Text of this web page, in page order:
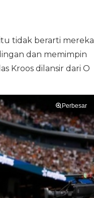
tidak berarti mereka
dan memimpin
Kroos dilansir dari O
Perbesar